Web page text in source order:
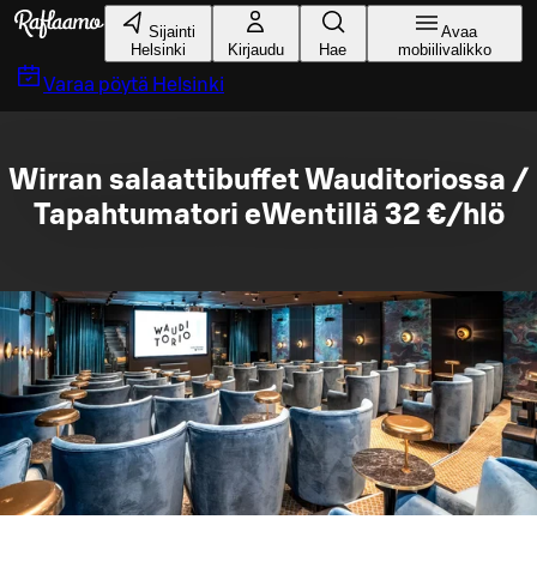
Siirry pääsisältöön
Sijainti
Helsinki
Kirjaudu Hae
Avaa
mobiilivalikko
Varaa pöytä Helsinki
Wirran salaattibuffet Wauditoriossa /
Tapahtumatori eWentillä 32 €/hlö